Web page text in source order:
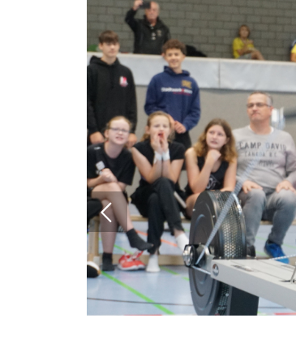
QUICKLINKS
Geschäftsstelle
Kanu-Verband
Nordrhein-Westfalen e. V.
Friedrich-Alfred-Allee 25
47055 Duisburg
+49 203 7381-653